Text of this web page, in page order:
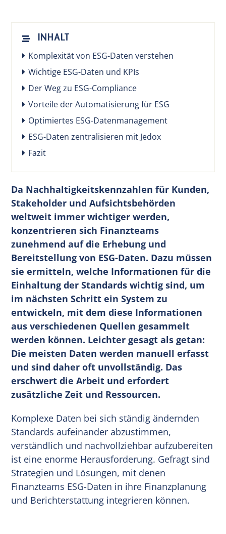
INHALT
Komplexität von ESG-Daten verstehen
Wichtige ESG-Daten und KPIs
Der Weg zu ESG-Compliance
Vorteile der Automatisierung für ESG
Optimiertes ESG-Datenmanagement
ESG-Daten zentralisieren mit Jedox
Fazit
Da Nachhaltigkeitskennzahlen für Kunden,
Stakeholder und Aufsichtsbehörden
weltweit immer wichtiger werden,
konzentrieren sich Finanzteams
zunehmend auf die Erhebung und
Bereitstellung von ESG-Daten. Dazu müssen
sie ermitteln, welche Informationen für die
Einhaltung der Standards wichtig sind, um
im nächsten Schritt ein System zu
entwickeln, mit dem diese Informationen
aus verschiedenen Quellen gesammelt
werden können. Leichter gesagt als getan:
Die meisten Daten werden manuell erfasst
und sind daher oft unvollständig. Das
erschwert die Arbeit und erfordert
zusätzliche Zeit und Ressourcen.
Komplexe Daten bei sich ständig ändernden
Standards aufeinander abzustimmen,
verständlich und nachvollziehbar aufzubereiten
ist eine enorme Herausforderung. Gefragt sind
Strategien und Lösungen, mit denen
Finanzteams ESG-Daten in ihre Finanzplanung
und Berichterstattung integrieren können.